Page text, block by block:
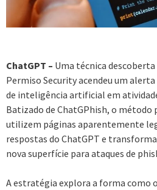
ChatGPT – Uma técnica
Permiso Security acendeu um
de inteligência artificial em
Batizado de ChatGPhish, o
utilizem páginas aparentemente
respostas do ChatGPT e
nova superfície para ataques de
A estratégia explora a forma como